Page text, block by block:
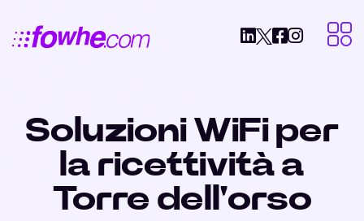
Soluzioni WiFi per
la ricettività a
Torre dell'orso